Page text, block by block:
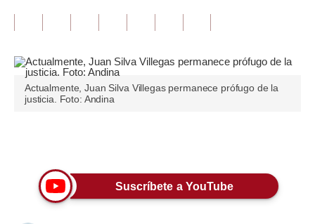
Plus G
Editorial
Pregunta de hoy
Lujo
Actualmente, Juan Silva Villegas permanece prófugo de la
justicia. Foto: Andina
Suscríbete a YouTube